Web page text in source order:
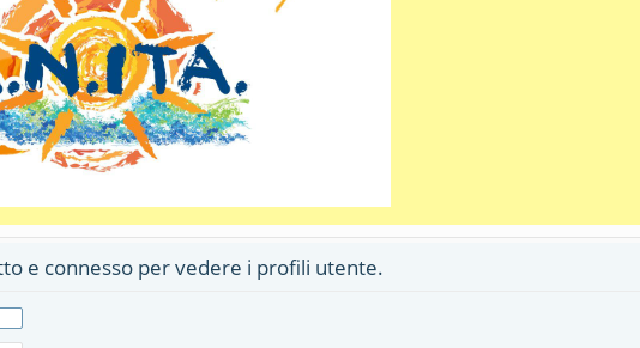
e connesso per vedere i profili utente.